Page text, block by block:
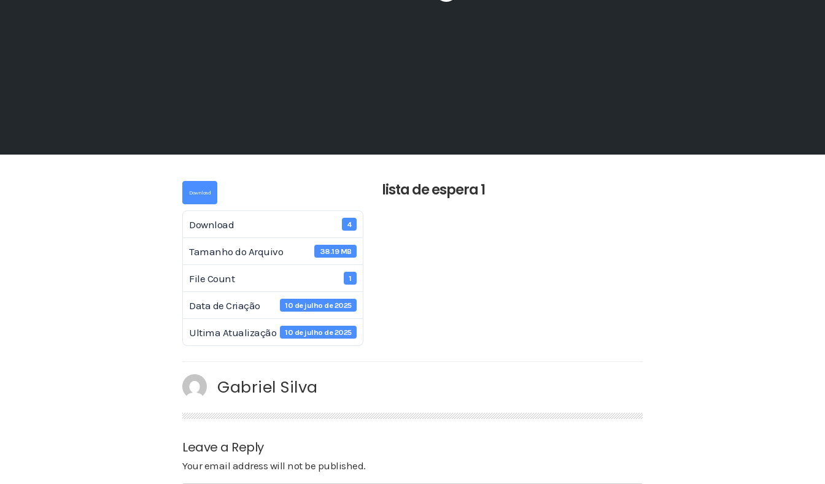
Download
Download 4
Tamanho do Arquivo 38.19 MB
File Count 1
Data de Criação 10 de julho de 2025
Ultima Atualização 10 de julho de 2025
lista de espera 1
Gabriel Silva
Leave a Reply
Your email address will not be published.